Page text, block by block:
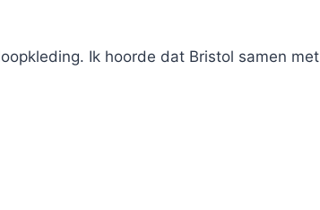
Ik hoorde dat Bristol samen met